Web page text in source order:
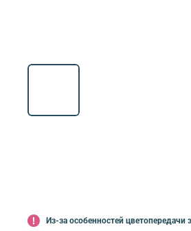
Из-за особенностей цветопередачи